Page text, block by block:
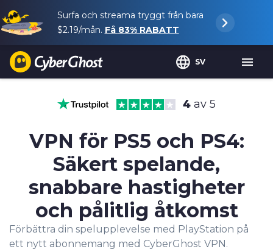
Surfa och streama tryggt från bara
$2.19/mån. Få 83%RABATT
SV
4 av 5
VPN för PS5 och PS4:
Säkert spelande,
snabbare hastigheter
och pålitlig åtkomst
Förbättra din spelupplevelse med PlayStation på
ett nytt abonnemang med CyberGhost VPN.